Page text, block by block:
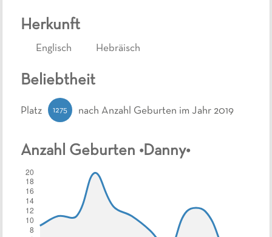
Herkunft
Englisch Hebräisch
Beliebtheit
Platz 1275 nach Anzahl Geburten im Jahr 2019
Anzahl Geburten •Danny•